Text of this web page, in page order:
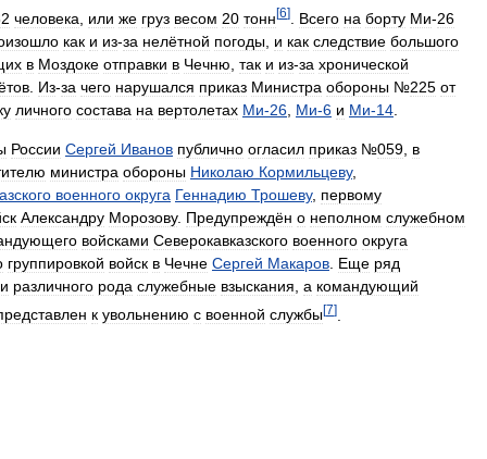
человека или же груз весом 20 тонн [6] Всего на борту Ми-26
как и из-за нелётной погоды и как следствие большого
в Моздоке отправки в Чечню так и из-за хронической
Из-за чего нарушался приказ Министра обороны №225 от
личного состава на вертолетах Ми-26 Ми-6 и Ми-14
России Сергей Иванов публично огласил приказ №059 в
министра обороны Николаю Кормильцеву,
военного округа Геннадию Трошеву, первому
Александру Морозову. Предупреждён о неполном служебном
войсками Северокавказского военного округа
группировкой войск в Чечне Сергей Макаров Еще ряд
различного рода служебные взыскания а командующий
к увольнению с военной службы[7]